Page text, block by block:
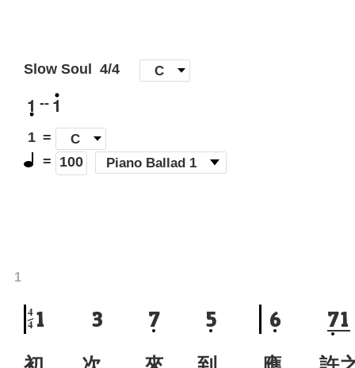
Slow Soul 4/4 C ]
1 -- 1
1 =
C
= 100 Piano Ballad 1
1 3 7 5
4
4
1
6 71